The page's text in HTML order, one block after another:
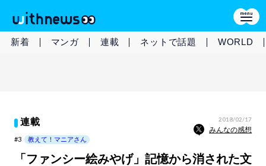
新着 マンガ 連載 ネットで話題 WORLD
連載 2018/02/17
みんなの感想
#3 教えて！マニアさん
「ファンシー絵みやげ」記憶から消された文